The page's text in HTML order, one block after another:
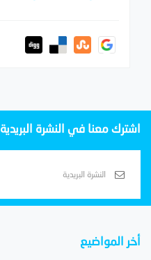
اشترك معنا في النشرة البريدية
أخر المواضيع